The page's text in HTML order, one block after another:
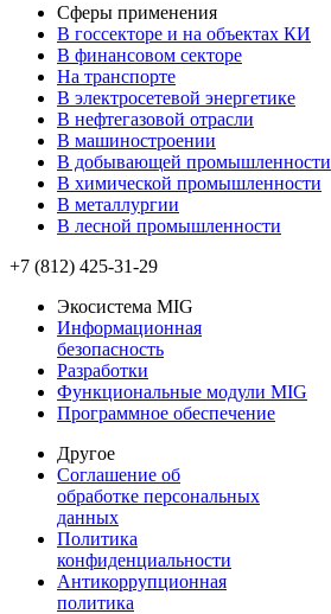
Сферы применения
В госсекторе и на объектах КИ
В финансовом секторе
На транспорте
В электросетевой энергетике
В нефтегазовой отрасли
В машиностроении
В добывающей промышленности
В химической промышленности
В металлургии
В лесной промышленности
+7 (812) 425-31-29
Экосистема MIG
Информационная
безопасность
Разработки
Функциональные модули MIG
Программное обеспечение
Другое
Соглашение об
обработке персональных
данных
Политика
конфиденциальности
Антикоррупционная
политика